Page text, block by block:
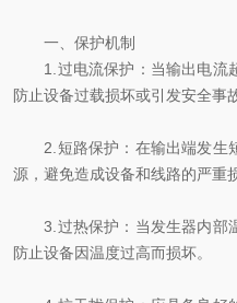
一、保护机制
1.过电流保护：当输出电流超
防止设备过载损坏或引发安全事
2.短路保护：在输出端发生短
源，避免造成设备和线路的严重
3.过热保护：当发生器内部温
防止设备因温度过高而损坏。